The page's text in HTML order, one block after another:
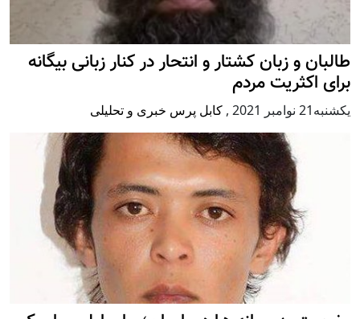
طالبان و زبان کشتار و انتحار در کنار زبانی بیگانه
برای اکثریت مردم
يكشنبه21 نوامبر 2021 , کابل پرس خبری و تحلیلی